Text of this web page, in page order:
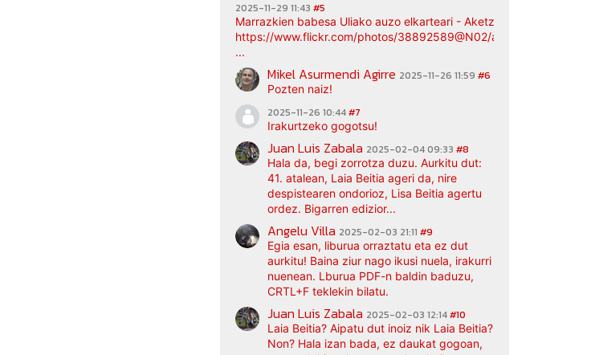
2025-11-29 11:43 #5
Marrazkien babesa Uliako auzo elkarteari - Aketz etxea (argazki
https://www.flickr.com/photos/38892589@N02/albums/
...
Mikel Asurmendi Agirre 2025-11-26 11:59 #6
Pozten naiz!
2025-11-26 10:44#7
Irakurtzeko gogotsu!
Juan Luis Zabala 2025-02-04 09:33 #8
Hala da, begi zorrotza duzu. Aurkitu dut:
41. atalean, Laia Beitia ageri da, nire
despistearen ondorioz, Lisa Beitia agertu
ordez. Bigarren edizior...
Angelu Villa 2025-02-03 21:11 #9
Egia esan, liburua orraztatu eta ez dut
aurkitu! Baina ziur nago ikusi nuela, irakurri
nuenean. Lburua PDF-n baldin baduzu,
CRTL+F teklekin bilatu.
Juan Luis Zabala 2025-02-03 12:14#10
Laia Beitia? Aipatu dut inoiz nik Laia Beitia?
Non? Hala izan bada, ez daukat gogoan,